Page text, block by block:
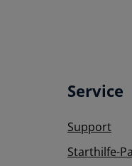
Service
Support
Starthilfe-